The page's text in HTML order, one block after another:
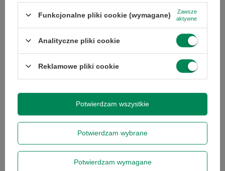
Marka Dell
Układ klawiatury
US international
(qwerty)
stickerami)
Funkcjonalne pliki cookie (wymagane)
Zawsze
aktywne
Analityczne pliki cookie
Reklamowe pliki cookie
Potwierdzam wybrane
Potwierdzam wymagane
Potwierdzam wszystkie